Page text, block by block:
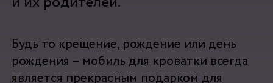
Будь то крещение, рождение или день
рождения – мобиль для кроватки всегда
является прекрасным подарком для